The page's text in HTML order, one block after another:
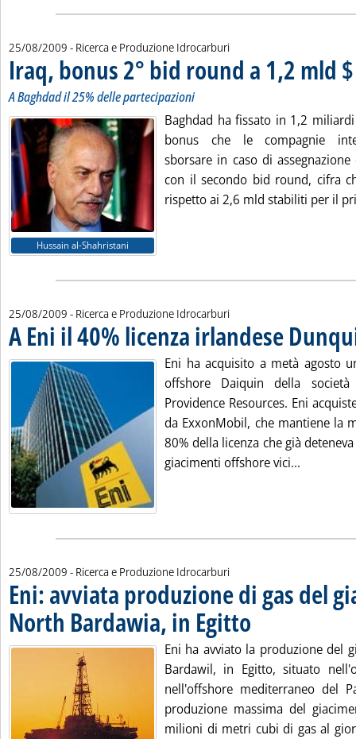
25/08/2009 - Ricerca e Produzione Idrocarburi
Iraq, bonus 2° bid round a 1,2 mld $
A Baghdad il 25% delle partecipazioni
Hussain al-Shahristani
Baghdad ha fissato in 1,2
bonus che le compagnie
sborsare in caso di
con il secondo bid round, cifra
rispetto ai 2,6 mld stabiliti per il
25/08/2009 - Ricerca e Produzione Idrocarburi
A Eni il 40% licenza irlandese
Eni ha acquisito a metà agosto
offshore Daiquin della società
Providence Resources. Eni
da ExxonMobil, che mantiene la
80% della licenza che già
giacimenti offshore vici...
25/08/2009 - Ricerca e Produzione Idrocarburi
Eni: avviata produzione di gas del
North Bardawia, in Egitto . Pubblicata martedì 25
Eni ha avviato la produzione del
Bardawil, in Egitto, situato
nell'offshore mediterraneo del
produzione massima del
milioni di metri cubi di gas al